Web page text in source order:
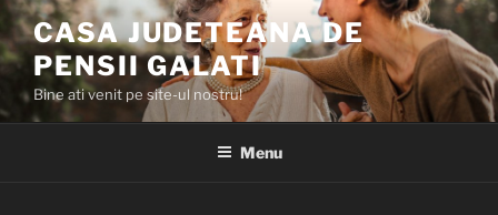
Skip
to
content
CASA JUDETEANA DE
PENSII GALATI
Bine ati venit pe site-ul nostru!
Menu